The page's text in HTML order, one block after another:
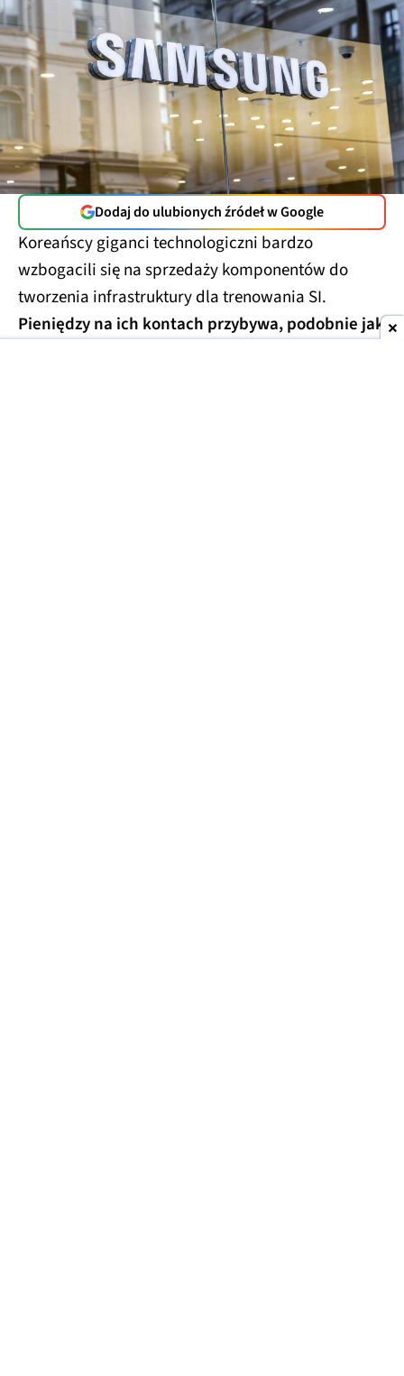
Dodaj do ulubionych źródeł w Google
Koreańscy giganci technologiczni bardzo
wzbogacili się na sprzedaży komponentów do
tworzenia infrastruktury dla trenowania SI.
Pieniędzy na ich kontach przybywa, podobnie jak